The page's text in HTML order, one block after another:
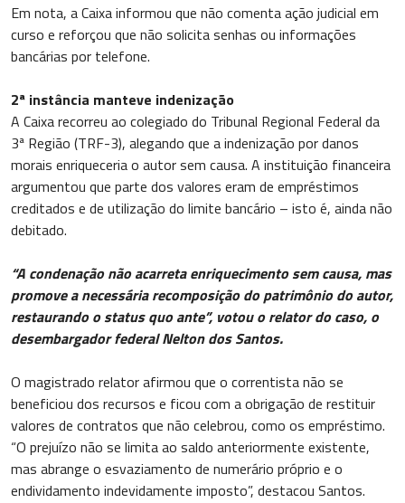
Em nota, a Caixa informou que não comenta ação judicial em
curso e reforçou que não solicita senhas ou informações
bancárias por telefone.
2ª instância manteve indenização
A Caixa recorreu ao colegiado do Tribunal Regional Federal da
3ª Região (TRF-3), alegando que a indenização por danos
morais enriqueceria o autor sem causa. A instituição financeira
argumentou que parte dos valores eram de empréstimos
creditados e de utilização do limite bancário – isto é, ainda não
debitado.
“A condenação não acarreta enriquecimento sem causa, mas
promove a necessária recomposição do patrimônio do autor,
restaurando o status quo ante”, votou o relator do caso, o
desembargador federal Nelton dos Santos.
O magistrado relator afirmou que o correntista não se
beneficiou dos recursos e ficou com a obrigação de restituir
valores de contratos que não celebrou, como os empréstimo.
“O prejuízo não se limita ao saldo anteriormente existente,
mas abrange o esvaziamento de numerário próprio e o
endividamento indevidamente imposto”, destacou Santos.